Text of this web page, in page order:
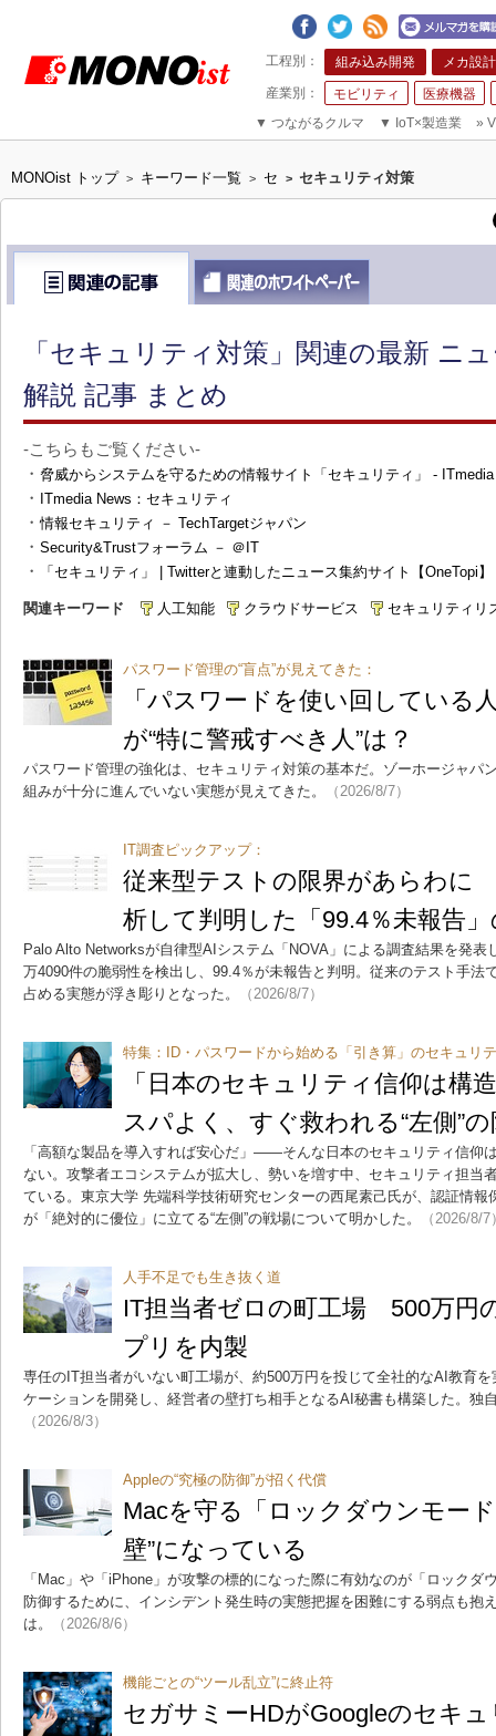
組み込み開発 メカ設計
モビリティ
医療機器
▼ つながるクルマ ▼ IoT×製造業 »
MONOist トップ > キーワード一覧 > セ > セキュリティ対策
「セキュリティ対策」関連の最新 ニ
解説 記事 まとめ
-こちらもご覧ください-
・ 脅威からシステムを守るための情報サイト「セキュリティ」 -
・ ITmedia News：セキュリティ
・情報セキュリティ － TechTargetジャパン
・ Security&Trustフォーラム － ＠IT
・ 「セキュリティ」 | Twitterと連動したニュース集約サイト【OneTopi】
関連キーワード 人工知能 クラウドサービス セキュリティリ
パスワード管理の“盲点”が見えてきた：
「パスワードを使い回してい
が“特に警戒すべき人”は？
パスワード管理の強化は、セキュリティ対策の基本だ。ゾーホージャパ
組みが十分に進んでいない実態が見えてきた。
（2026/8/7）
IT調査ピックアップ：
従来型テストの限界があらわに
析して判明した「99.4％未報告
Palo Alto Networksが自律型AIシステム「NOVA」による調査結果を発表
万4090件の脆弱性を検出し、99.4％が未報告と判明。従来のテスト手法
占める実態が浮き彫りとなった。
（2026/8/7）
特集：ID・パスワードから始める「引き算」のセキュリ
「日本のセキュリティ信仰は
スパよく、すぐ救われる“左側”
「高額な製品を導入すれば安心だ」――そんな日本のセキュリティ信仰
ない。攻撃者エコシステムが拡大し、勢いを増す中、セキュリティ担当
ている。東京大学 先端科学技術研究センターの西尾素己氏が、認証情
が「絶対的に優位」に立てる“左側”の戦場について明かした。
（2026/8/7
人手不足でも生き抜く道
IT担当者ゼロの町工場 500万円
プリを内製
専任のIT担当者がいない町工場が、約500万円を投じて全社的なAI教育
ケーションを開発し、経営者の壁打ち相手となるAI秘書も構築した。独
（2026/8/3）
Appleの“究極の防御”が招く代償
Macを守る「ロックダウンモー
壁”になっている
「Mac」や「iPhone」が攻撃の標的になった際に有効なのが「ロックダ
防御するために、インシデント発生時の実態把握を困難にする弱点も抱
は。
（2026/8/6）
機能ごとの“ツール乱立”に終止符
セガサミーHDがGoogleのセキ